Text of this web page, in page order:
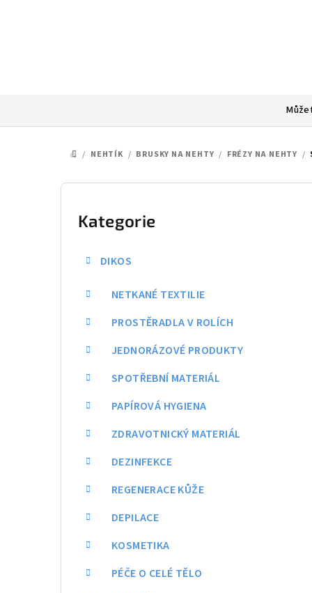
DOMŮ
/ NEHTÍK / BRUSKY NA NEHTY / FRÉZY NA NEHTY /
P
Přeskočit
kategorie
Kategorie
DIKOS
NETKANÉ TEXTILIE
PROSTĚRADLA V ROLÍCH
JEDNORÁZOVÉ PRODUKTY
SPOTŘEBNÍ MATERIÁL
PAPÍROVÁ HYGIENA
ZDRAVOTNICKÝ MATERIÁL
DEZINFEKCE
REGENERACE KŮŽE
DEPILACE
KOSMETIKA
PÉČE O CELÉ TĚLO